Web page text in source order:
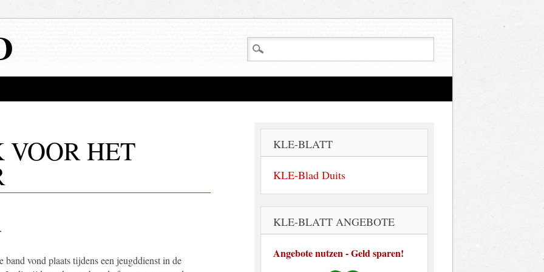
HET
vond plaats tijdens een jeugddienst in de
KLE-BLATT
KLE-Blad Duits
KLE-BLATT ANGEBOTE
Angebote nutzen - Geld sparen!